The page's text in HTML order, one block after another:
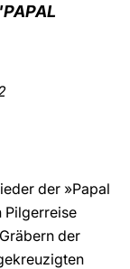
der »Papal
Pilgerreise
der